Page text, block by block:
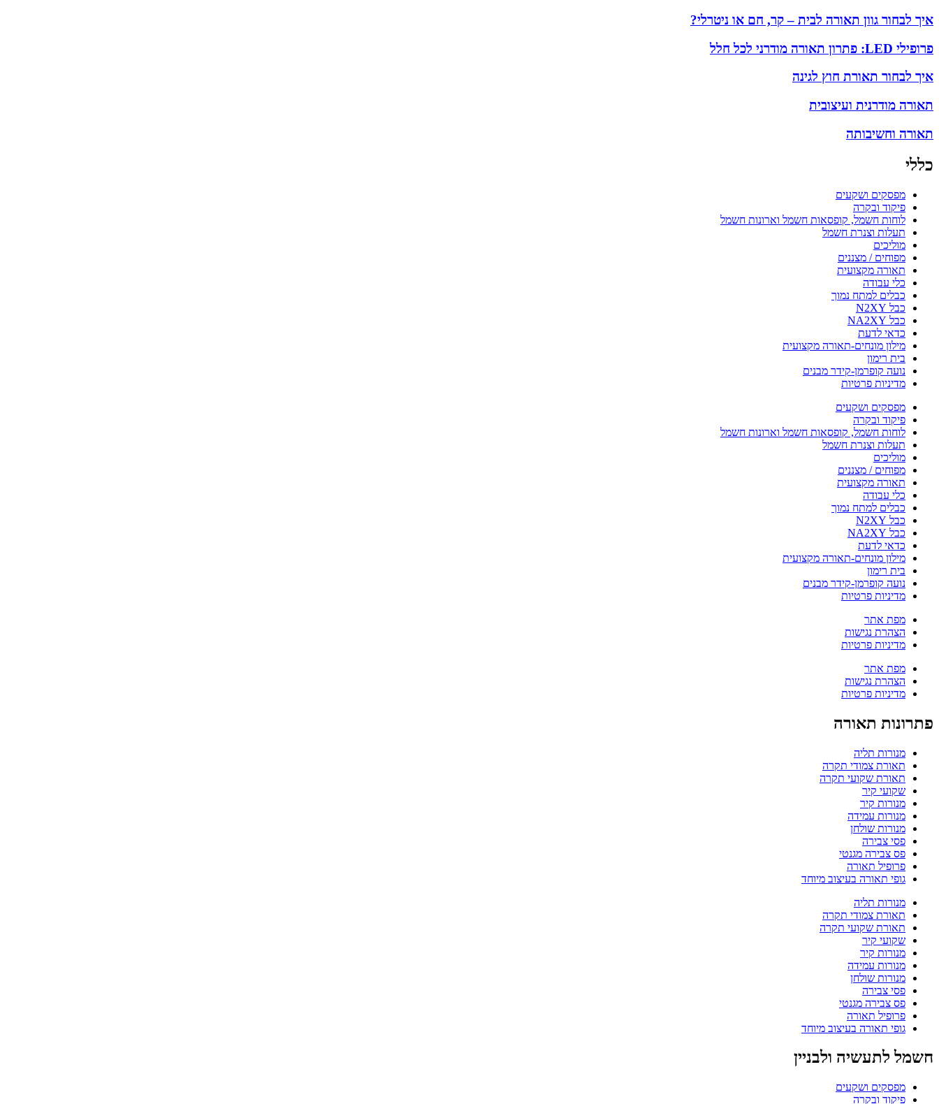
איך לבחור גוון תאורה לבית – קר, חם או ניטרלי?
פרופילי LED: פתרון תאורה מודרני לכל חלל
איך לבחור תאורת חוץ לגינה
תאורה מודרנית ועיצובית
תאורה וחשיבותה
כללי
מפסקים ושקעים
פיקוד ובקרה
לוחות חשמל, קופסאות חשמל וארונות חשמל
תעלות וצנרת חשמל
מוליכים
מפוחים / מצננים
תאורה מקצועית
כלי עבודה
כבלים למתח נמוך
כבל N2XY
כבל NA2XY
כדאי לדעת
מילון מונחים-תאורה מקצועית
בית רימון
נועה קופרמן-קידר מבנים
מדיניות פרטיות
מפסקים ושקעים
פיקוד ובקרה
לוחות חשמל, קופסאות חשמל וארונות חשמל
תעלות וצנרת חשמל
מוליכים
מפוחים / מצננים
תאורה מקצועית
כלי עבודה
כבלים למתח נמוך
כבל N2XY
כבל NA2XY
כדאי לדעת
מילון מונחים-תאורה מקצועית
בית רימון
נועה קופרמן-קידר מבנים
מדיניות פרטיות
מפת אתר
הצהרת נגישות
מדיניות פרטיות
מפת אתר
הצהרת נגישות
מדיניות פרטיות
פתרונות תאורה
מנורות תליה
תאורת צמודי תקרה
תאורת שקועי תקרה
שקועי קיר
מנורות קיר
מנורות עמידה
מנורות שולחן
פסי צבירה
פס צבירה מגנטי
פרופיל תאורה
גופי תאורה בעיצוב מיוחד
מנורות תליה
תאורת צמודי תקרה
תאורת שקועי תקרה
שקועי קיר
מנורות קיר
מנורות עמידה
מנורות שולחן
פסי צבירה
פס צבירה מגנטי
פרופיל תאורה
גופי תאורה בעיצוב מיוחד
חשמל לתעשיה ולבניין
מפסקים ושקעים
פיקוד ובקרה